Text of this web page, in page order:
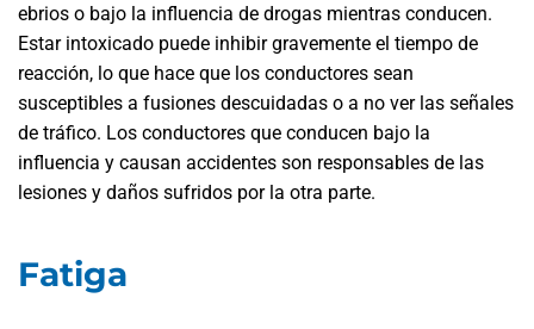
ebrios o bajo la influencia de drogas mientras conducen.
Estar intoxicado puede inhibir gravemente el tiempo de
reacción, lo que hace que los conductores sean
susceptibles a fusiones descuidadas o a no ver las señales
de tráfico. Los conductores que conducen bajo la
influencia y causan accidentes son responsables de las
lesiones y daños sufridos por la otra parte.
Fatiga